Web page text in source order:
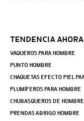
TENDENCIA AHORA
VAQUEROS PARA HOMBRE
PUNTO HOMBRE
PLUMÍFEROS PARA HOMBRE
CHUBASQUEROS DE HOMBRE
PRENDAS ABRIGO HOMBRE